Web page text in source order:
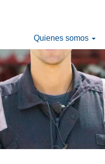
Quienes somos